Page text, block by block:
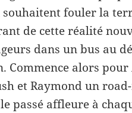
fouler la
de cette réalité
dans un bus au
Commence alors
et Raymond un
passé affleure à